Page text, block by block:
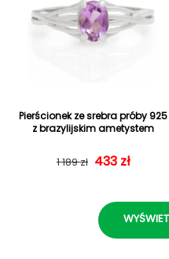
Pierścionek ze srebra próby 925
z brazylijskim ametystem
Cena
1 189 zł Cena
433 zł